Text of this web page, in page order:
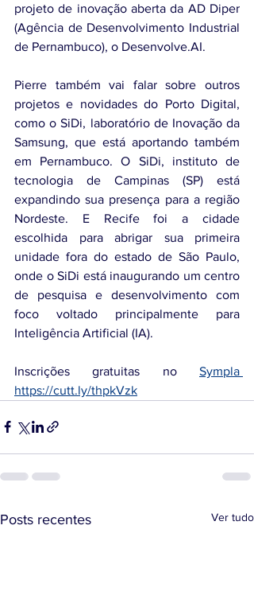
projeto de inovação aberta da AD Diper
(Agência de Desenvolvimento Industrial
de Pernambuco), o Desenvolve.AI.
Pierre também vai falar sobre outros
projetos e novidades do Porto Digital,
como o SiDi, laboratório de Inovação da
Samsung, que está aportando também
em Pernambuco. O SiDi, instituto de
tecnologia de Campinas (SP) está
expandindo sua presença para a região
Nordeste. E Recife foi a cidade
escolhida para abrigar sua primeira
unidade fora do estado de São Paulo,
onde o SiDi está inaugurando um centro
de pesquisa e desenvolvimento com
foco voltado principalmente para
Inteligência Artificial (IA).
Inscrições gratuitas no Sympla
https://cutt.ly/thpkVzk
Posts recentes Ver tudo